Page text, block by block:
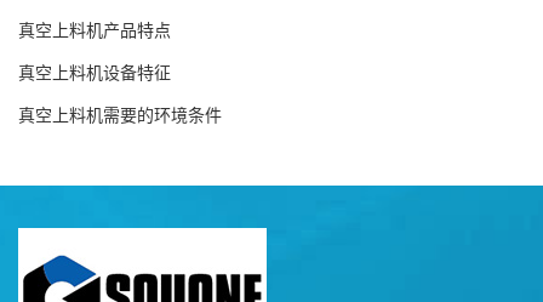
真空上料机产品特点
真空上料机设备特征
真空上料机需要的环境条件